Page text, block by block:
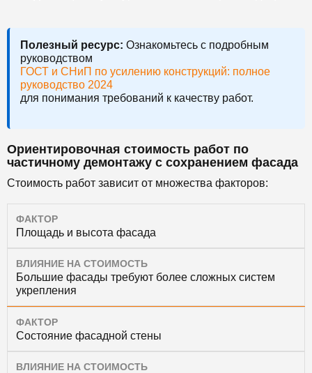
Полезный ресурс: Ознакомьтесь с подробным
руководством
ГОСТ и СНиП по усилению конструкций: полное
руководство 2024
для понимания требований к качеству работ.
Ориентировочная стоимость работ по
частичному демонтажу с сохранением фасада
Стоимость работ зависит от множества факторов:
ФАКТОР
Площадь и высота фасада
ВЛИЯНИЕ НА СТОИМОСТЬ
Большие фасады требуют более сложных систем
укрепления
ФАКТОР
Состояние фасадной стены
ВЛИЯНИЕ НА СТОИМОСТЬ